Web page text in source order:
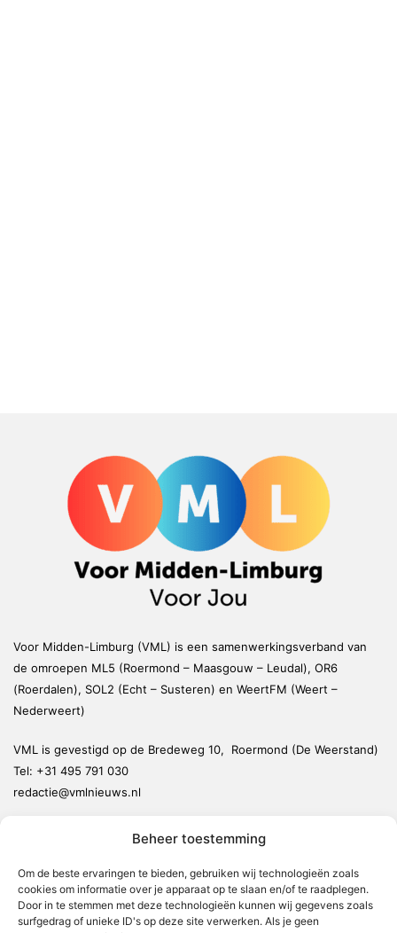
Beheer toestemming
Om de beste ervaringen te bieden, gebruiken wij technologieën zoals
cookies om informatie over je apparaat op te slaan en/of te raadplegen.
Door in te stemmen met deze technologieën kunnen wij gegevens zoals
surfgedrag of unieke ID's op deze site verwerken. Als je geen
Voor Midden-Limburg (VML) is een samenwerkingsverband van
de omroepen ML5 (Roermond – Maasgouw – Leudal), OR6
(Roerdalen), SOL2 (Echt – Susteren) en WeertFM (Weert –
Nederweert)
VML is gevestigd op de Bredeweg 10, Roermond (De Weerstand)
Tel: +31 495 791 030
redactie@vmlnieuws.nl
Nederweert
Leudal
Maasgouw